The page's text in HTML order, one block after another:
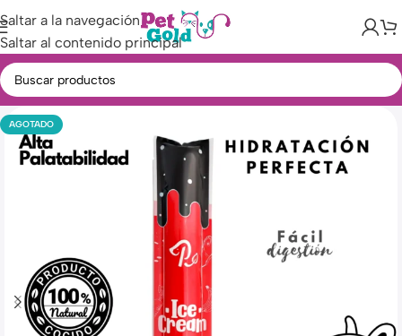
Saltar a la navegación
Saltar al contenido principal
AGOTADO